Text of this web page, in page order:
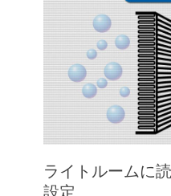
ライトルームに